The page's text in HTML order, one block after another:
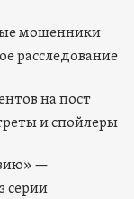
мошенники
расследование
на пост
и спойлеры
—
серии